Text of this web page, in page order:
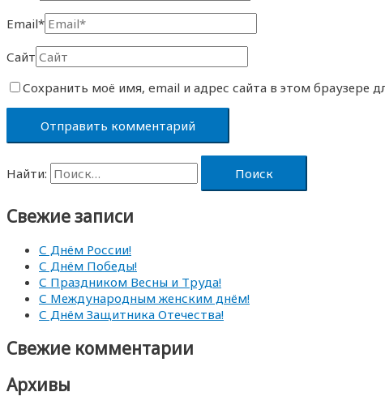
Email*
Сайт
Сохранить моё имя, email и адрес сайта в этом браузере
Найти:
Свежие записи
С Днём России!
С Днём Победы!
С Праздником Весны и Труда!
С Международным женским днём!
С Днём Защитника Отечества!
Свежие комментарии
Архивы